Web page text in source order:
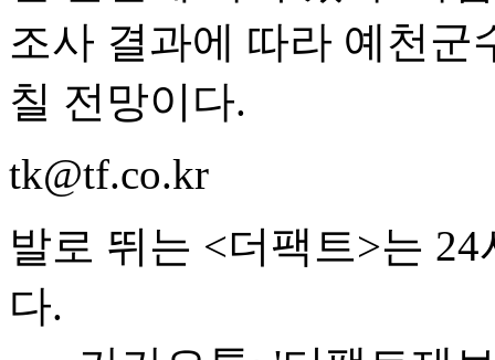
조사 결과에 따라 예천군
칠 전망이다.
tk@tf.co.kr
발로 뛰는 <더팩트>는
다.